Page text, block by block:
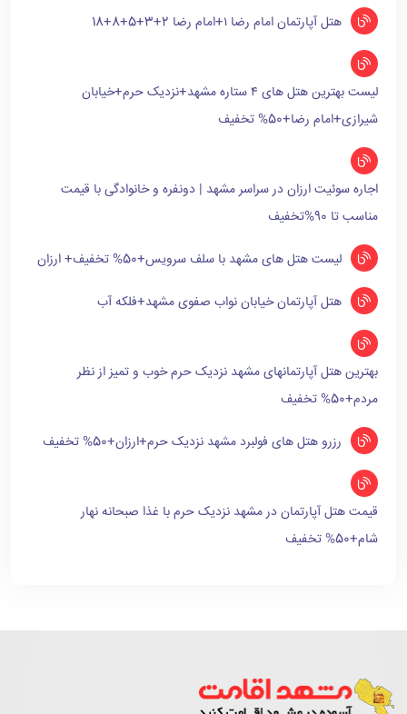
هتل آپارتمان امام رضا ۱+امام رضا 2+3+5+8+18
لیست بهترین هتل های ۴ ستاره مشهد+نزدیک حرم+خیابان
شیرازی+امام رضا+50% تخفیف
اجاره سوئیت ارزان در سراسر مشهد | دونفره و خانوادگی با قیمت
مناسب تا 90%تخفیف
لیست هتل های مشهد با سلف سرویس+50% تخفیف+ ارزان
هتل آپارتمان خیابان نواب صفوی مشهد+فلکه آب
بهترین هتل آپارتمانهای مشهد نزدیک حرم خوب و تمیز از نظر
مردم+50% تخفیف
رزرو هتل های فولبرد مشهد نزدیک حرم+ارزان+50% تخفیف
قیمت هتل آپارتمان در مشهد نزدیک حرم با غذا صبحانه نهار
شام+50% تخفیف